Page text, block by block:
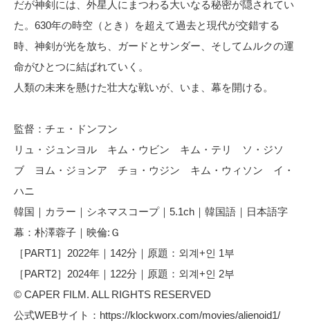
だが神剣には、外星人にまつわる大いなる秘密が隠されてい
た。630年の時空（とき）を超えて過去と現代が交錯する
時、神剣が光を放ち、ガードとサンダー、そしてムルクの運
命がひとつに結ばれていく。
人類の未来を懸けた壮大な戦いが、いま、幕を開ける。
監督：チェ・ドンフン
リュ・ジュンヨル キム・ウビン キム・テリ ソ・ジソ
ブ ヨム・ジョンア チョ・ウジン キム・ウィソン イ・
ハニ
韓国｜カラー｜シネマスコープ｜5.1ch｜韓国語｜日本語字
幕：朴澤蓉子｜映倫:Ｇ
［PART1］2022年｜142分｜原題：외계+인 1부
［PART2］2024年｜122分｜原題：외계+인 2부
© CAPER FILM. ALL RIGHTS RESERVED
公式WEBサイト：https://klockworx.com/movies/alienoid1/